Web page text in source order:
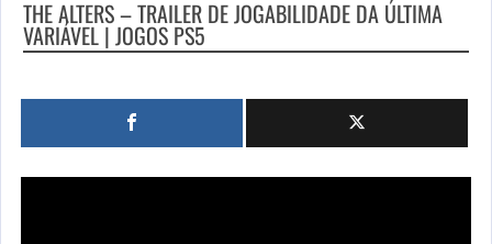
THE ALTERS – TRAILER DE JOGABILIDADE DA ÚLTIMA
VARIÁVEL | JOGOS PS5